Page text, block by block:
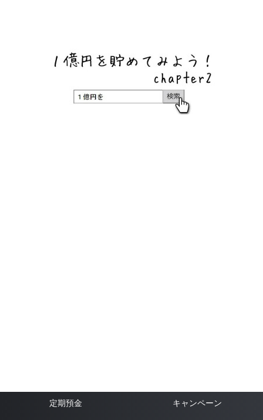
定期預金 キャンペーン